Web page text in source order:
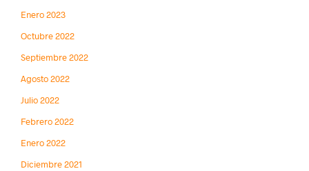
Enero 2023
Octubre 2022
Septiembre 2022
Agosto 2022
Julio 2022
Febrero 2022
Enero 2022
Diciembre 2021